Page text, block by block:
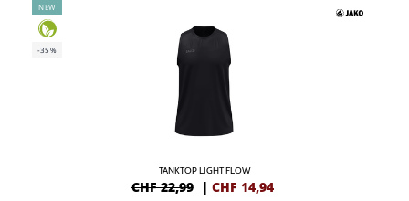
NEW
-35%
TANKTOP LIGHT FLOW
CHF 22,99 | CHF 14,94